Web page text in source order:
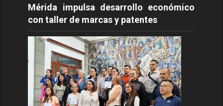
Mérida impulsa desarrollo económico
con taller de marcas y patentes